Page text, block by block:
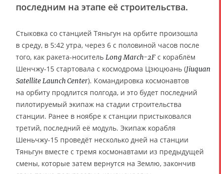
последним на этапе её строительства.
Стыковка со станцией Тяньгун на орбите произошла
в среду, в 5:42 утра, через 6 с половиной часов после
того, как ракета-носитель Long March-2Fс кораблём
Шенчжу-15 стартовала с космодрома Цзюцюань (Jiuquan
Satellite Launch Center). Командировка космонавтов
на орбиту продлится полгода, и это будет последний
пилотируемый экипаж на стадии строительства
станции. Ранее в ноябре к станции пристыковался
третий, последний её модуль. Экипаж корабля
Шеньчжу-15 проведёт несколько дней на станции
Тяньгун вместе с тремя космонавтами из предыдущей
смены, которые затем вернутся на Землю, закончив